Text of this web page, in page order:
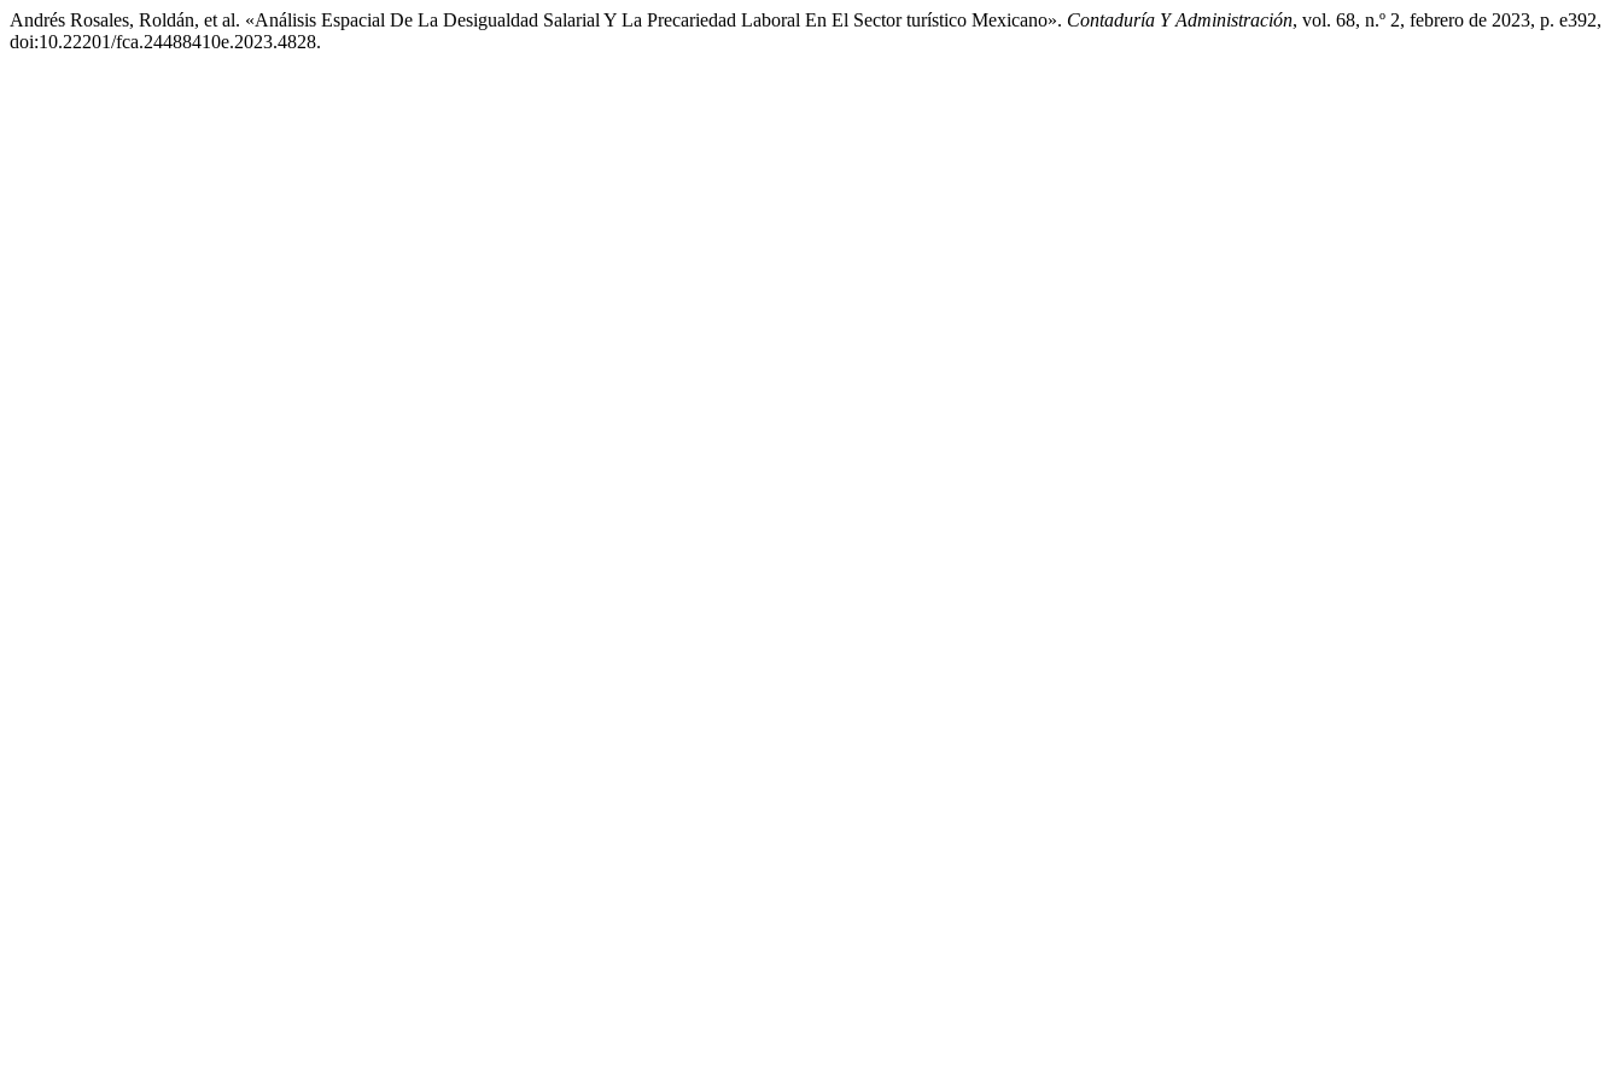
Andrés Rosales, Roldán, et al. «Análisis Espacial De La Desigualdad Salarial Y La Precariedad Laboral En El Sector turístico Mexicano». Contaduría Y Administración, vol. 68, n.º 2, febrero de 2023, p. e392,
doi:10.22201/fca.24488410e.2023.4828.